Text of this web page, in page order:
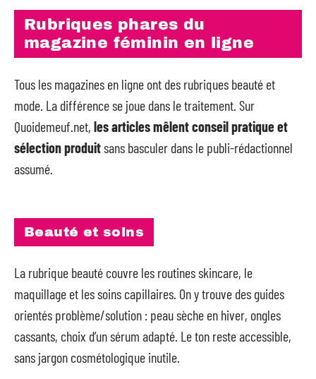
Rubriques phares du
magazine féminin en ligne
Tous les magazines en ligne ont des rubriques beauté et
mode. La différence se joue dans le traitement. Sur
Quoidemeuf.net, les articles mêlent conseil pratique et
sélection produitsans basculer dans le publi-rédactionnel
assumé.
Beauté et soins
La rubrique beauté couvre les routines skincare, le
maquillage et les soins capillaires. On y trouve des guides
orientés problème/solution : peau sèche en hiver, ongles
cassants, choix d’un sérum adapté. Le ton reste accessible,
sans jargon cosmétologique inutile.